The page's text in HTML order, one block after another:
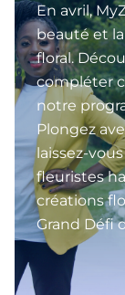
En avril,
beauté et
floral.
compléter
notre
Plongez
laissez-
fleuristes
créations
Grand Défi